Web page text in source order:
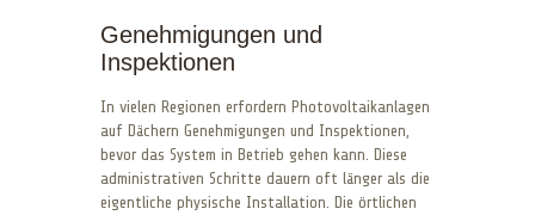
Genehmigungen und
Inspektionen
In vielen Regionen erfordern Photovoltaikanlagen
auf Dächern Genehmigungen und Inspektionen,
bevor das System in Betrieb gehen kann. Diese
administrativen Schritte dauern oft länger als die
eigentliche physische Installation. Die örtlichen